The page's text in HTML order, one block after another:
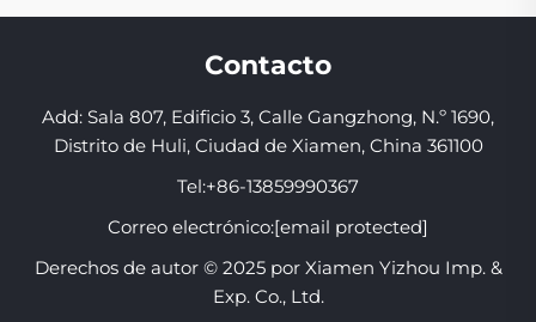
Contacto
Add: Sala 807, Edificio 3, Calle Gangzhong, N.º 1690,
Distrito de Huli, Ciudad de Xiamen, China 361100
Tel:+86-13859990367
Correo electrónico:[email protected]
Derechos de autor © 2025 por Xiamen Yizhou Imp. &
Exp. Co., Ltd.